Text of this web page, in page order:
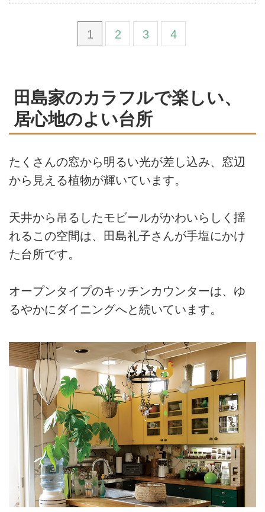
1 2 3 4
田島家のカラフルで楽しい、
居心地のよい台所
たくさんの窓から明るい光が差し込み、窓辺
から見える植物が輝いています。
天井から吊るしたモビールがかわいらしく揺
れるこの空間は、田島礼子さんが手塩にかけ
た台所です。
オープンタイプのキッチンカウンターは、ゆ
るやかにダイニングへと続いています。